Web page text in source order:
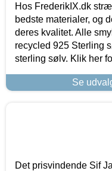
Hos FrederikIX.dk
bedste materialer, og
deres kvalitet. Alle
recycled 925 Sterling
sterling sølv. Klik her
Se
Det prisvindende Sif